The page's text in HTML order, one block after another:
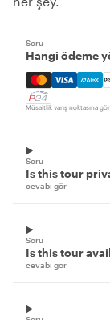
Soru
Hangi ödeme
Mastercard,
Müsaitlik varış noktasına
Soru
Is this tour
cevabı gör
Soru
Is this tour
cevabı gör